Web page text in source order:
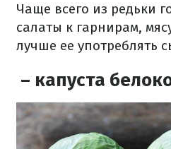
Чаще всего из редьки
салаты к гарнирам,
лучше ее употреблять
– капуста